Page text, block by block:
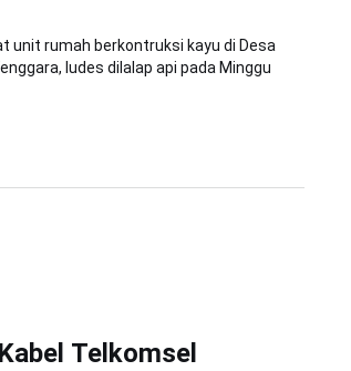
unit rumah berkontruksi kayu di Desa
ludes dilalap api pada Minggu
Telkomsel